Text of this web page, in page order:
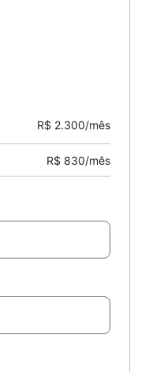
R$ 2.300/mês
R$ 830/mês